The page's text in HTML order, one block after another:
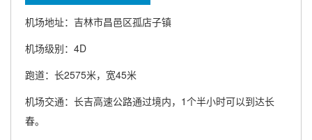
机场地址：吉林市昌邑区孤店子镇
机场级别：4D
跑道：长2575米，宽45米
机场交通：长吉高速公路通过境内，1个半小时可以到达长
春。